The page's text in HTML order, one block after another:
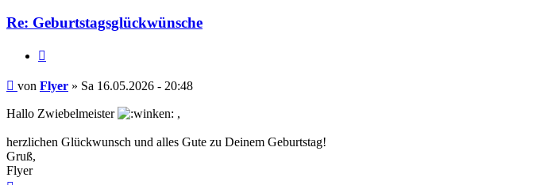
Re: Geburtstagsglückwünsche
Beitrag
von Flyer » Sa 16.05.2026 - 20:48
Hallo Zwiebelmeister ,
herzlichen Glückwunsch und alles Gute zu Deinem Geburtstag!
Gruß,
Flyer